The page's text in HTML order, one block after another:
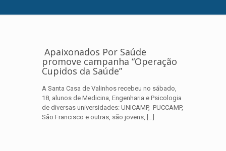
Apaixonados Por Saúde
promove campanha “Operação
Cupidos da Saúde”
A Santa Casa de Valinhos recebeu no sábado,
18, alunos de Medicina, Engenharia e Psicologia
de diversas universidades: UNICAMP, PUCCAMP,
São Francisco e outras, são jovens, […]